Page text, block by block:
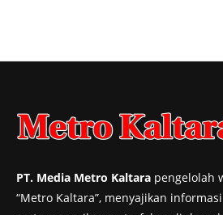
PT. Media Metro Kaltara pengelolah
“Metro Kaltara”, menyajikan